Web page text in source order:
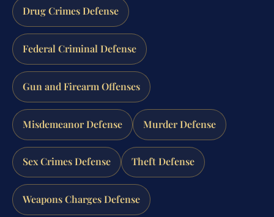
Drug Crimes Defense
Federal Criminal Defense
Gun and Firearm Offenses
Misdemeanor Defense Murder Defense
Sex Crimes Defense Theft Defense
Weapons Charges Defense